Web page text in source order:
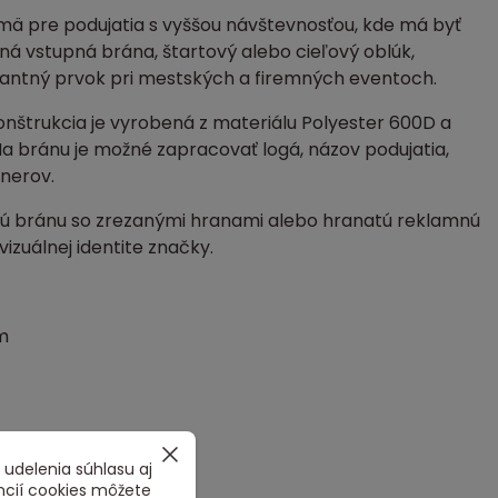
pre podujatia s vyššou návštevnosťou, kde má byť
vstupná brána, štartový alebo cieľový oblúk,
prvok pri mestských a firemných eventoch.
je vyrobená z materiálu Polyester 600D a
bránu je možné zapracovať logá, názov podujatia,
bránu so zrezanými hranami alebo hranatú reklamnú
identite značky.
súhlasu aj
cookies môžete